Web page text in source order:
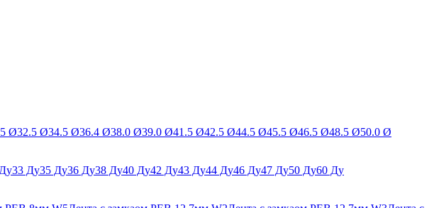
Ø32.5 Ø34.5 Ø36.4 Ø38.0 Ø39.0 Ø41.5 Ø42.5 Ø44.5 Ø45.5 Ø46.5 Ø48.5 Ø50.0 Ø
33 Ду35 Ду36 Ду38 Ду40 Ду42 Ду43 Ду44 Ду46 Ду47 Ду50 Ду60 Ду